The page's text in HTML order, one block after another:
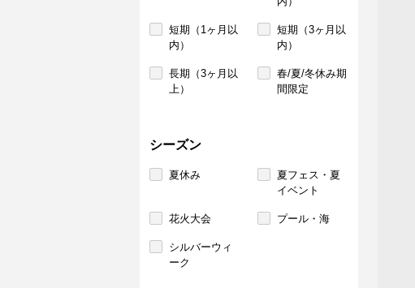
短期（1ヶ月以
内）
短期（3ヶ月以
内）
長期（3ヶ月以
上）
春/夏/冬休み期
間限定
シーズン
夏休み
夏フェス・夏
イベント
花火大会 プール・海
シルバーウィ
ーク